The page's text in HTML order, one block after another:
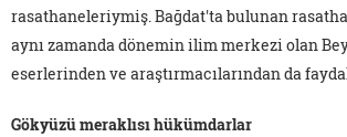
rasathaneleriymiş. Bağdat'ta bulunan
aynı zamanda dönemin ilim merkezi olan
eserlerinden ve araştırmacılarından da
Gökyüzü meraklısı hükümdarlar